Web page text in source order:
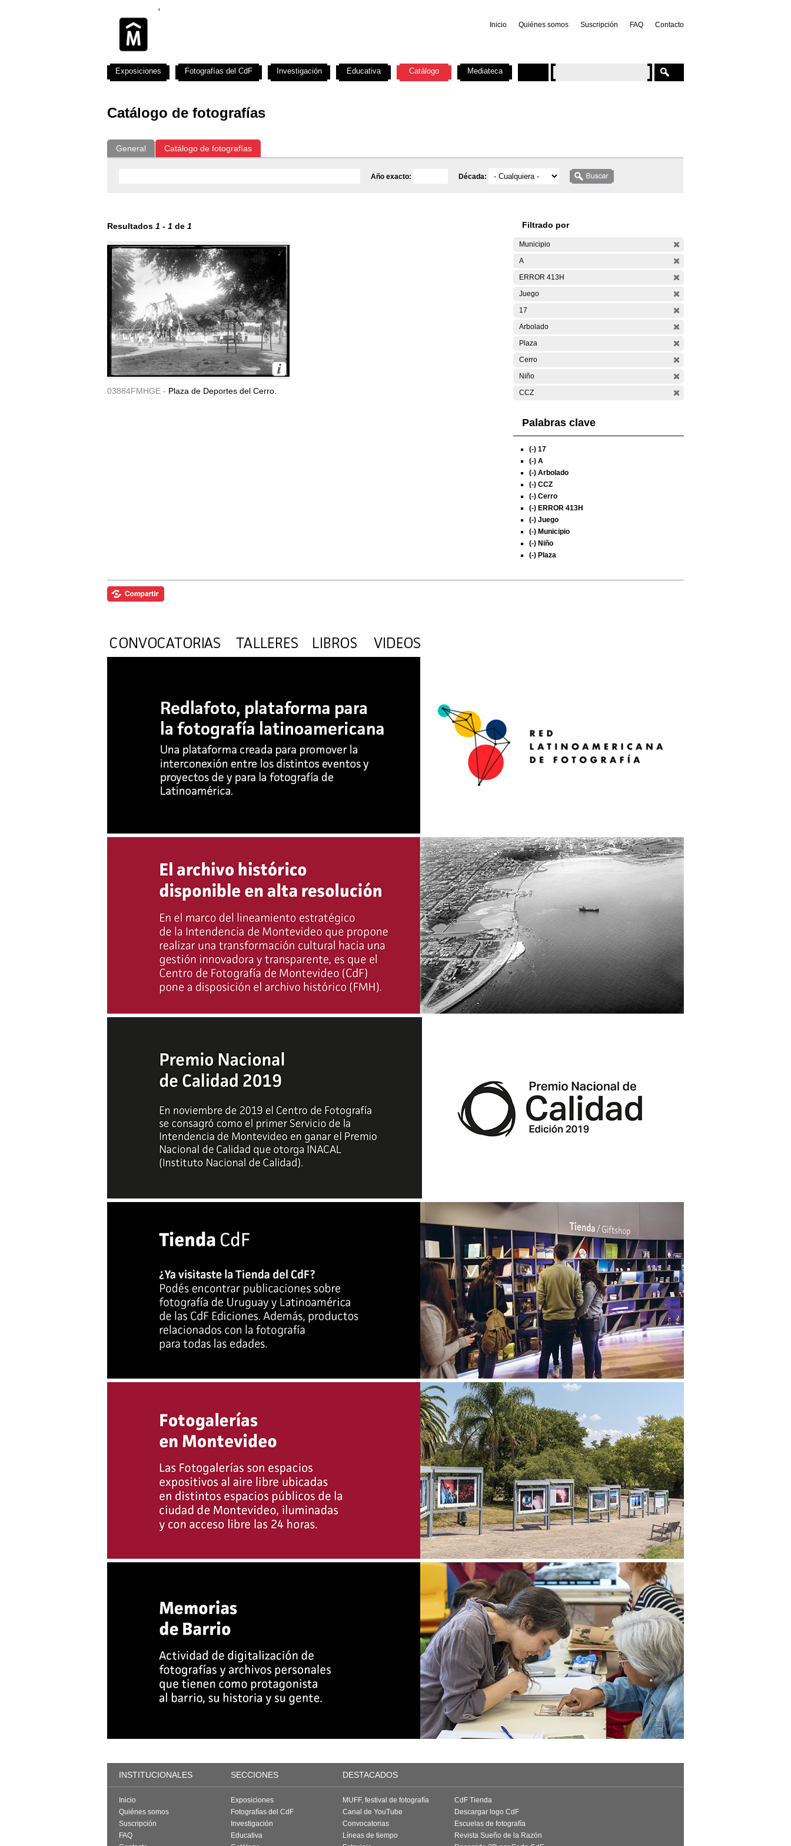
Inicio Quiénes somos Suscripción FAQ Contacto
Catálogo de fotografías
General Catálogo de fotografías
Año exacto: Década:
Resultados 1 - 1 de 1
03884FMHGE - Plaza de Deportes del Cerro.
Filtrado por
Municipio
A
ERROR 413H
Juego
17
Arbolado
Plaza
Cerro
Niño
CCZ
Palabras clave
(-) 17
(-) A
(-) Arbolado
(-) CCZ
(-) Cerro
(-) ERROR 413H
(-) Juego
(-) Municipio
(-) Niño
(-) Plaza
Exposiciones Fotografías del CdF Investigación Educativa Catálogo Mediateca
INSTITUCIONALES SECCIONES DESTACADOS
Inicio
Quiénes somos
Suscripción
FAQ
Exposiciones
Fotografías del CdF
Investigación
Educativa
MUFF, festival de fotografía
Canal de YouTube
Convocatorias
Líneas de tiempo
CdF Tienda
Descargar logo CdF
Escuelas de fotografía
Revista Sueño de la Razón